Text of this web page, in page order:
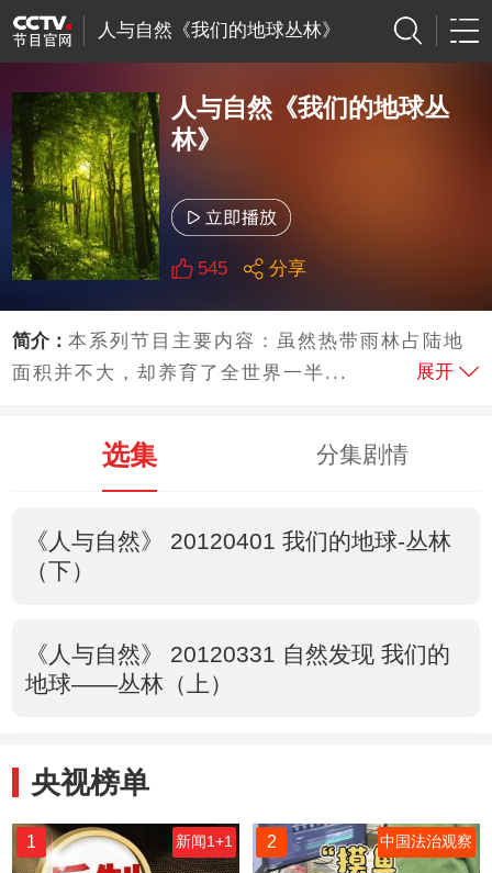
人与自然《我们的地球丛林》
人与自然《我们的地球丛
林》
545 分享
简介：本系列节目主要内容：虽然热带雨林占陆地
面积并不大，却养育了全世界一半...
展开
选集 分集剧情
《人与自然》 20120401 我们的地球-丛林
（下）
《人与自然》 20120331 自然发现 我们的
地球——丛林（上）
央视榜单
1 新闻1+1 2 中国法治观察